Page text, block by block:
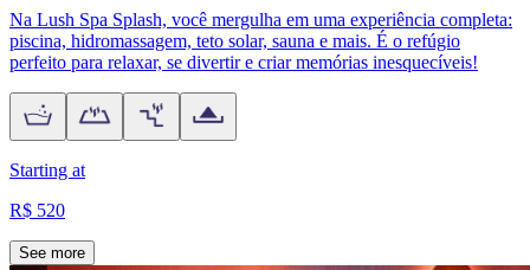
Na Lush Spa Splash, você mergulha em uma experiência completa:
piscina, hidromassagem, teto solar, sauna e mais. É o refúgio
perfeito para relaxar, se divertir e criar memórias inesquecíveis!
Starting at
R$ 520
See more